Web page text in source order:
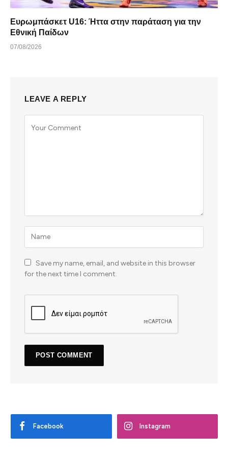
Ευρωμπάσκετ U16: Ήττα στην παράταση για την
Εθνική Παίδων
07/08/2026
LEAVE A REPLY
Save my name, email, and website in this browser
for the next time I comment.
Facebook Instagram